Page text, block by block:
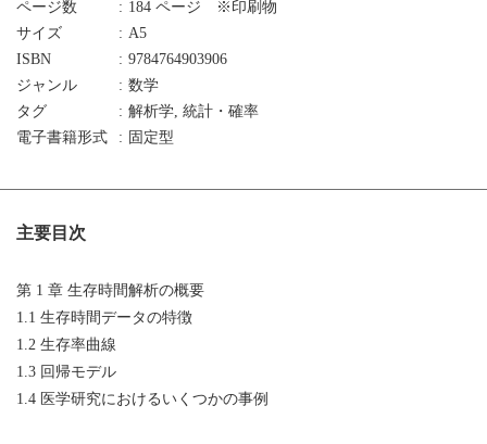
ページ数
184 ページ ※印刷物
サイズ
A5
ISBN
9784764903906
ジャンル
数学
タグ
解析学, 統計・確率
電子書籍形式
固定型
主要目次
第 1 章 生存時間解析の概要
1.1 生存時間データの特徴
1.2 生存率曲線
1.3 回帰モデル
1.4 医学研究におけるいくつかの事例